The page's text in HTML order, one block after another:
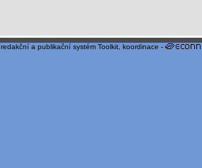
redakční a publikační systém Toolkit , koordinace -